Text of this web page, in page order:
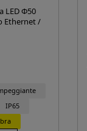
LED Φ50
Ethernet /
IP65